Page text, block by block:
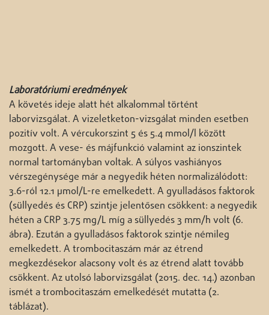
Laboratóriumi eredmények
A követés ideje alatt hét alkalommal történt
laborvizsgálat. A vizeletketon-vizsgálat minden esetben
pozitív volt. A vércukorszint 5 és 5.4 mmol/l között
mozgott. A vese- és májfunkció valamint az ionszintek
normal tartományban voltak. A súlyos vashiányos
vérszegénysége már a negyedik héten normalizálódott:
3.6-ról 12.1 μmol/L-re emelkedett. A gyulladásos faktorok
(süllyedés és CRP) szintje jelentősen csökkent: a negyedik
héten a CRP 3.75 mg/L míg a süllyedés 3 mm/h volt (6.
ábra). Ezután a gyulladásos faktorok szintje némileg
emelkedett. A trombocitaszám már az étrend
megkezdésekor alacsony volt és az étrend alatt tovább
csökkent. Az utolsó laborvizsgálat (2015. dec. 14.) azonban
ismét a trombocitaszám emelkedését mutatta (2.
táblázat).